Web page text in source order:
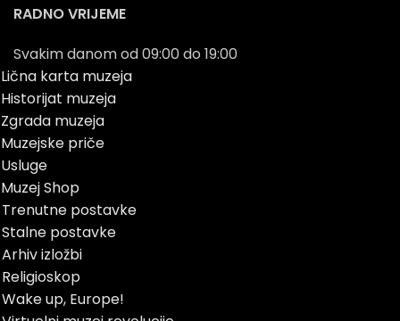
RADNO VRIJEME
Svakim danom od 09:00 do 19:00
Lična karta muzeja
Historijat muzeja
Zgrada muzeja
Muzejske priče
Usluge
Muzej Shop
Trenutne postavke
Stalne postavke
Arhiv izložbi
Religioskop
Wake up, Europe!